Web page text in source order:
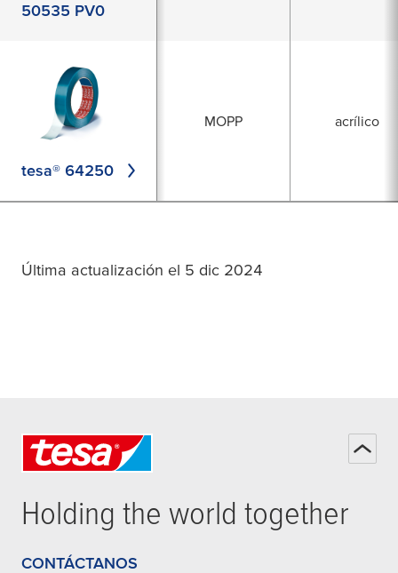
50535 PV0
tesa® 64250
MOPP acrílico
Última actualización el 5 dic 2024
Holding the world together
CONTÁCTANOS